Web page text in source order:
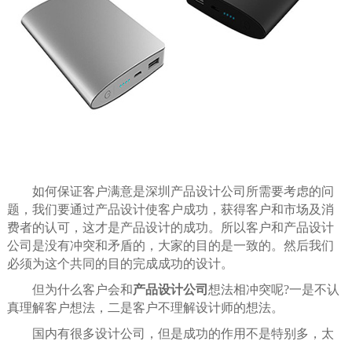
如何保证客户满意是深圳产品设计公司所需要考虑的问
题，我们要通过产品设计使客户成功，获得客户和市场及消
费者的认可，这才是产品设计的成功。所以客户和产品设计
公司是没有冲突和矛盾的，大家的目的是一致的。然后我们
必须为这个共同的目的完成成功的设计。
但为什么客户会和产品设计公司 想法相冲突呢?一是不认
真理解客户想法，二是客户不理解设计师的想法。
国内有很多设计公司，但是成功的作用不是特别多，太